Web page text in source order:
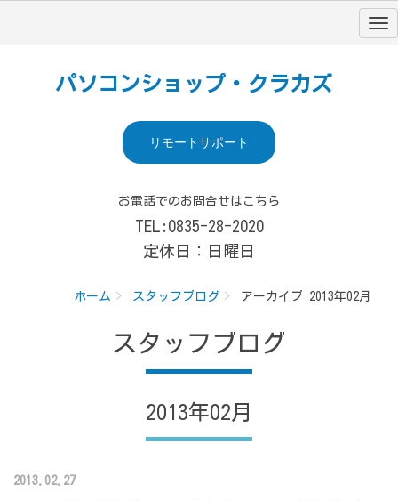
パソコンショップ・クラカズ
リモートサポート
お電話でのお問合せはこちら
TEL:0835-28-2020
定休日：日曜日
ホーム スタッフブログ アーカイブ 2013年02月
スタッフブログ
2013年02月
2013.02.27